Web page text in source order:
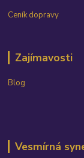
Ceník dopravy
Zajímavosti
Blog
Vesmírná